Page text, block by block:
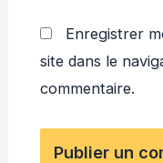
Enregistrer
site dans le
commentaire.